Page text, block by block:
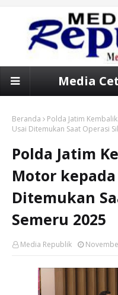
Media
Beranda
Polda Jatim
Usai Ditemukan Saat Operasi
Polda Jatim
Motor
Ditemukan
Semeru 2025
Media Republik